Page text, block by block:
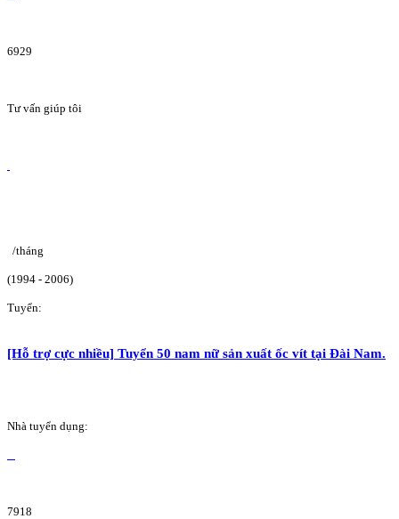
6929
Tư vấn giúp tôi
/tháng
(1994 - 2006)
Tuyển:
[Hỗ trợ cực nhiều] Tuyển 50 nam nữ sản xuất ốc vít tại Đài Nam.
Nhà tuyển dụng:
7918